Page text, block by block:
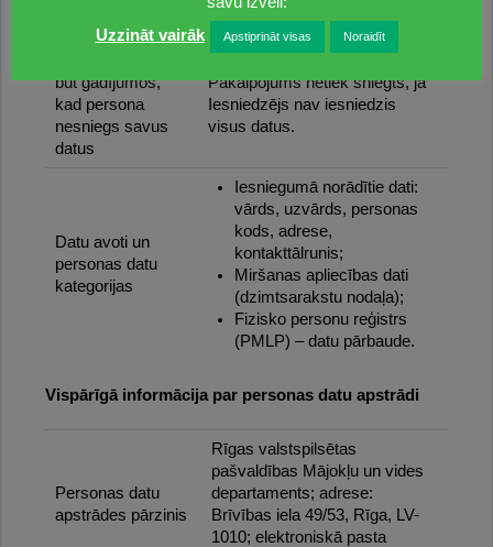
arhīvam.
būt gadījumos,
kad persona
nesniegs savus
datus
Pakalpojums netiek sniegts, ja
Iesniedzējs nav iesniedzis
visus datus.
Datu avoti un
personas datu
kategorijas
Iesniegumā norādītie dati:
vārds, uzvārds, personas
kods, adrese,
kontakttālrunis;
Miršanas apliecības dati
(dzimtsarakstu nodaļa);
Fizisko personu reģistrs
(PMLP) – datu pārbaude.
Vispārīgā informācija par personas datu apstrādi
Personas datu
apstrādes pārzinis
Rīgas valstspilsētas
pašvaldības Mājokļu un vides
departaments; adrese:
Brīvības iela 49/53, Rīga, LV-
1010; elektroniskā pasta
Uzzināt vairāk
Apstiprināt visas Noraidīt